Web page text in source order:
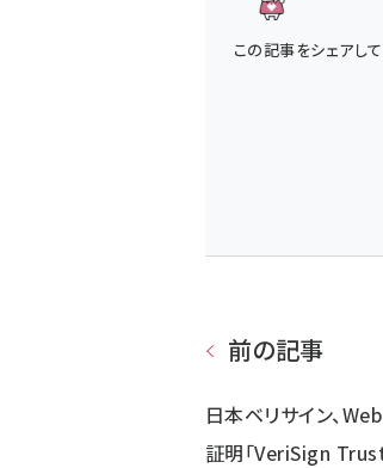
この記事をシェアし
前の記事
日本ベリサイン、
証明「VeriSign